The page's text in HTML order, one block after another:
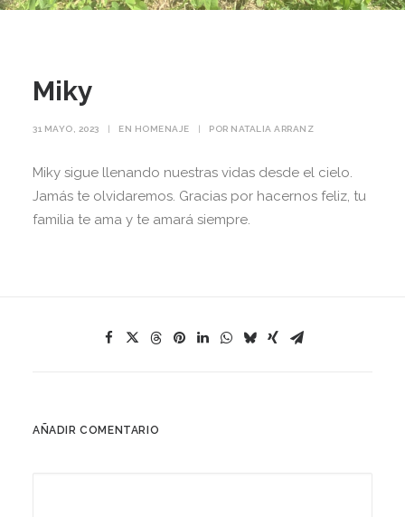
Miky
31 MAYO, 2023 | EN HOMENAJE | POR NATALIA ARRANZ
Miky sigue llenando nuestras vidas desde el cielo.
Jamás te olvidaremos. Gracias por hacernos feliz, tu
familia te ama y te amará siempre.
AÑADIR COMENTARIO